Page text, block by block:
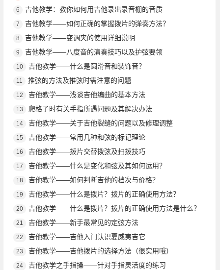
6 吉他教学：教你如何用吉他录出录音棚的音质
7 吉他教学——如何正确的掌握拨片的弹奏方法？
8 吉他教学——变调夹的使用详细说明
9 吉他教学——八度音的演奏技巧以及护弦要领
10 吉他教学——什么是圆滑音和装饰音？
11 推弦的方法及推弦时需注意的问题
12 吉他教学——浅谈吉他编曲的基本方法
13 爬格子时有关手指所遇问题及其解决办法
14 吉他教学——关于吉他裂缝的问题以及修理调整
15 吉他教学——常用几种和弦的标记理论
16 吉他教学——拨片交替拨弦及扫拨技巧
17 吉他教学——什么是变化和弦及其如何运用？
18 吉他教学——如何判断吉他的档次与价格？
19 吉他教学——什么是拨片？拨片的正确使用方法？
20 吉他教学——什么是拨片？拨片的正确使用方法是什么？
21 吉他教学——新手最常见的定弦方法
22 吉他教学——吉他入门认识夏威夷吉它
23 吉他教学——吉他拨片的选择方法（很实用哦）
24 吉他教学之手指操——针对手指灵活度的练习